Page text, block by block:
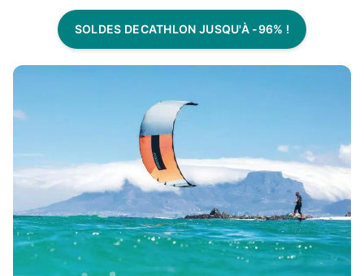
SOLDES DECATHLON JUSQU'À -96% !